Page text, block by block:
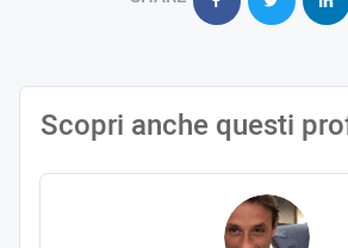
Scopri anche questi